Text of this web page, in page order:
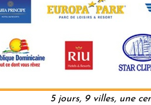
5 jours, 9 villes, une